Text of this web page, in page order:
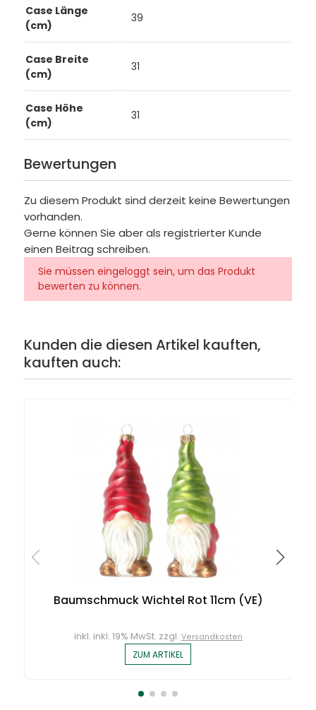
Case Länge
(cm)
39
Case Breite
(cm)
31
Case Höhe
(cm)
31
Bewertungen
Zu diesem Produkt sind derzeit keine Bewertungen
vorhanden.
Gerne können Sie aber als registrierter Kunde
einen Beitrag schreiben.
Sie müssen eingeloggt sein, um das Produkt
bewerten zu können.
Kunden die diesen Artikel kauften,
kauften auch:
Baumschmuck Wichtel Rot 11cm (VE)
inkl. inkl. 19% MwSt. zzgl. Versandkosten
ZUM ARTIKEL